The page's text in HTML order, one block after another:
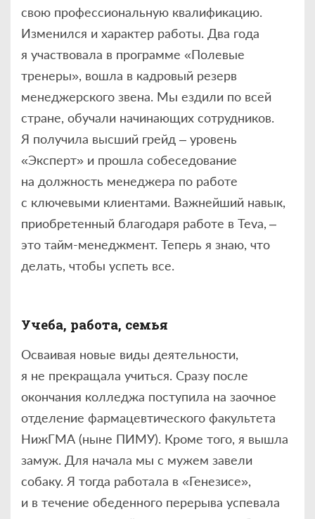
свою профессиональную квалификацию.
Изменился и характер работы. Два года
я участвовала в программе «Полевые
тренеры», вошла в кадровый резерв
менеджерского звена. Мы ездили по всей
стране, обучали начинающих сотрудников.
Я получила высший грейд – уровень
«Эксперт» и прошла собеседование
на должность менеджера по работе
с ключевыми клиентами. Важнейший навык,
приобретенный благодаря работе в Teva, –
это тайм-менеджмент. Теперь я знаю, что
делать, чтобы успеть все.
Учеба, работа, семья
Осваивая новые виды деятельности,
я не прекращала учиться. Сразу после
окончания колледжа поступила на заочное
отделение фармацевтического факультета
НижГМА (ныне ПИМУ). Кроме того, я вышла
замуж. Для начала мы с мужем завели
собаку. Я тогда работала в «Генезисе»,
и в течение обеденного перерыва успевала